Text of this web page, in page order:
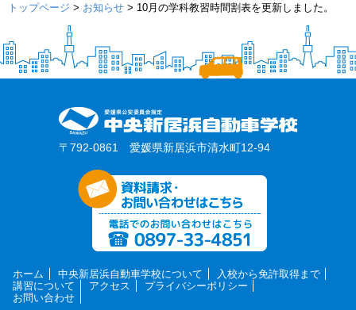
トップページ > お知らせ > 10月の学科教習時間割表を更新しました。
〒792-0861 愛媛県新居浜市清水町12-94
ホーム 中央新居浜自動車学校について
入校から免許取得まで
講習について
アクセス
プライバシーポリシー
お問い合わせ